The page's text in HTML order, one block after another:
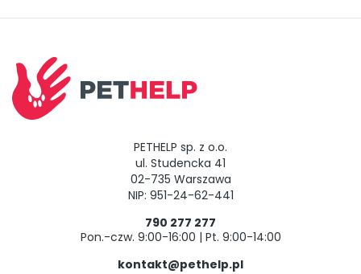
PETHELP sp. z o.o.
ul. Studencka 41
02-735 Warszawa
NIP: 951-24-62-441
790 277 277
Pon.-czw. 9:00-16:00 | Pt. 9:00-14:00
kontakt@pethelp.pl